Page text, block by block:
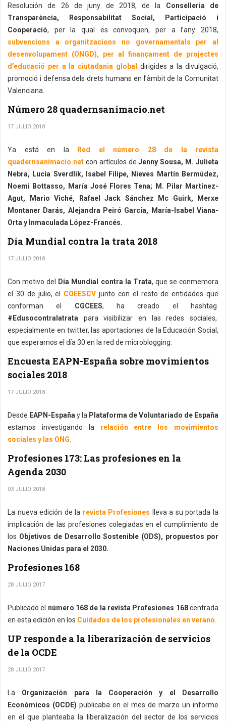
Resolución de 26 de juny de 2018, de la Conselleria de
Transparència, Responsabilitat Social, Participació i
Cooperació, per la qual es convoquen, per a l’any 2018,
subvencions a organitzacions no governamentals per al
desenvolupament (ONGD), per al finançament de projectes
d’educació per a la ciutadania global dirigides a la divulgació,
promoció i defensa dels drets humans en l’àmbit de la Comunitat
Valenciana.
Número 28 quadernsanimacio.net
17 JULIO 2018
Ya está en la
Red el número 28 de la revista
quadernsanimacio.net con artículos deJenny Sousa, M. Julieta
Nebra, Lucía Sverdlik, Isabel Filipe, Nieves Martín Bermúdez,
Noemi Bottasso, María José Flores Tena; M. Pilar Martínez-
Agut, Mario Viché, Rafael Jack Sánchez Mc Guirk, Merxe
Montaner Darás, Alejandra Peiró García, María-Isabel Viana-
Orta y Inmaculada López-Francés.
Día Mundial contra la trata 2018
17 JULIO 2018
Con motivo del Día Mundial contra la Trata, que se conmemora
el 30 de julio, el COEESCV junto con el resto de entidades que
conforman el CGCEES, ha creado el hashtag
#Edusocontralatrata para visibilizar en las redes sociales,
especialmente en twitter, las aportaciones de la Educación Social,
que esperamos el día 30 en la red de microblogging.
Encuesta EAPN-España sobre movimientos
sociales 2018
17 JULIO 2018
Desde EAPN-España y la Plataforma de Voluntariado de España
estamos investigando la relación entre los movimientos
sociales y las ONG.
Profesiones 173: Las profesiones en la
Agenda 2030
03 JULIO 2018
La nueva edición de la revista Profesiones lleva a su portada la
implicación de las profesiones colegiadas en el cumplimiento de
los Objetivos de Desarrollo Sostenible (ODS), propuestos por
Naciones Unidas para el 2030.
Profesiones 168
28 JULIO 2017
Publicado el número 168 de la revista Profesiones 168centrada
en esta edición en los Cuidados de los profesionales en verano.
UP responde a la liberarización de servicios
de la OCDE
28 JULIO 2017
La Organización para la Cooperación y el Desarrollo
Económicos (OCDE) publicaba en el mes de marzo un informe
en el que planteaba la liberalización del sector de los servicios